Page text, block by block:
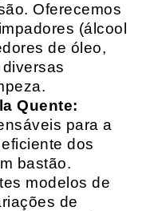
Oferecemos
(álcool
de óleo,
Quente:
para a
dos
bastão.
modelos de
de